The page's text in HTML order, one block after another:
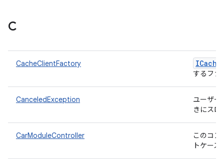
C
CacheClientFactory ICache
するファ
CanceledException
ユーザー
きにス
CarModuleController
このコン
トケー